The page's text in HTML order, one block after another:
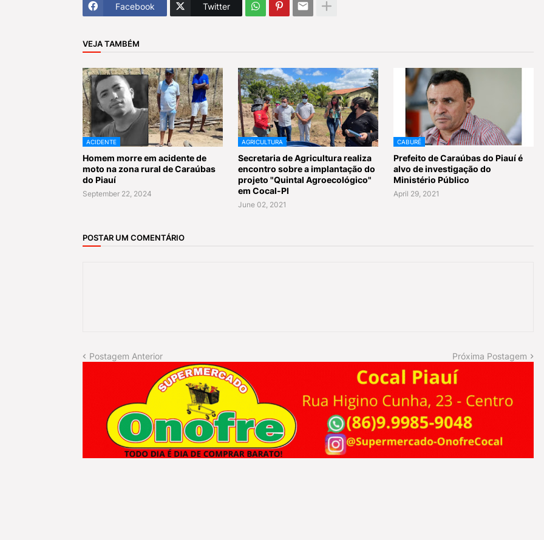
Facebook Twitter
VEJA TAMBÉM
ACIDENTE
Homem morre em acidente de
moto na zona rural de Caraúbas
do Piauí
September 22, 2024
AGRICULTURA
Secretaria de Agricultura realiza
encontro sobre a implantação do
projeto "Quintal Agroecológico"
em Cocal-PI
June 02, 2021
CABURÉ
Prefeito de Caraúbas do Piauí é
alvo de investigação do
Ministério Público
April 29, 2021
POSTAR UM COMENTÁRIO
Postagem Anterior Próxima Postagem